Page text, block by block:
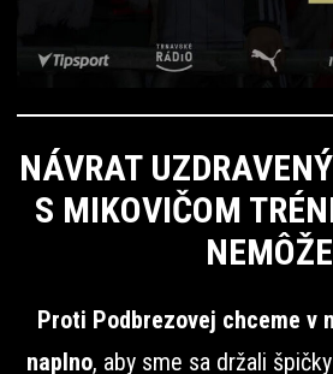
NÁVRAT
S MIKOVIČOM
NEMÔŽE
Proti Podbrezovej chceme v
naplno, aby sme sa držali